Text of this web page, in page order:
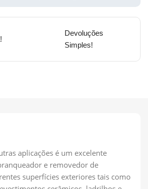
Devoluções
Simples!
aplicações é um excelente
e removedor de
superfícies exteriores tais como